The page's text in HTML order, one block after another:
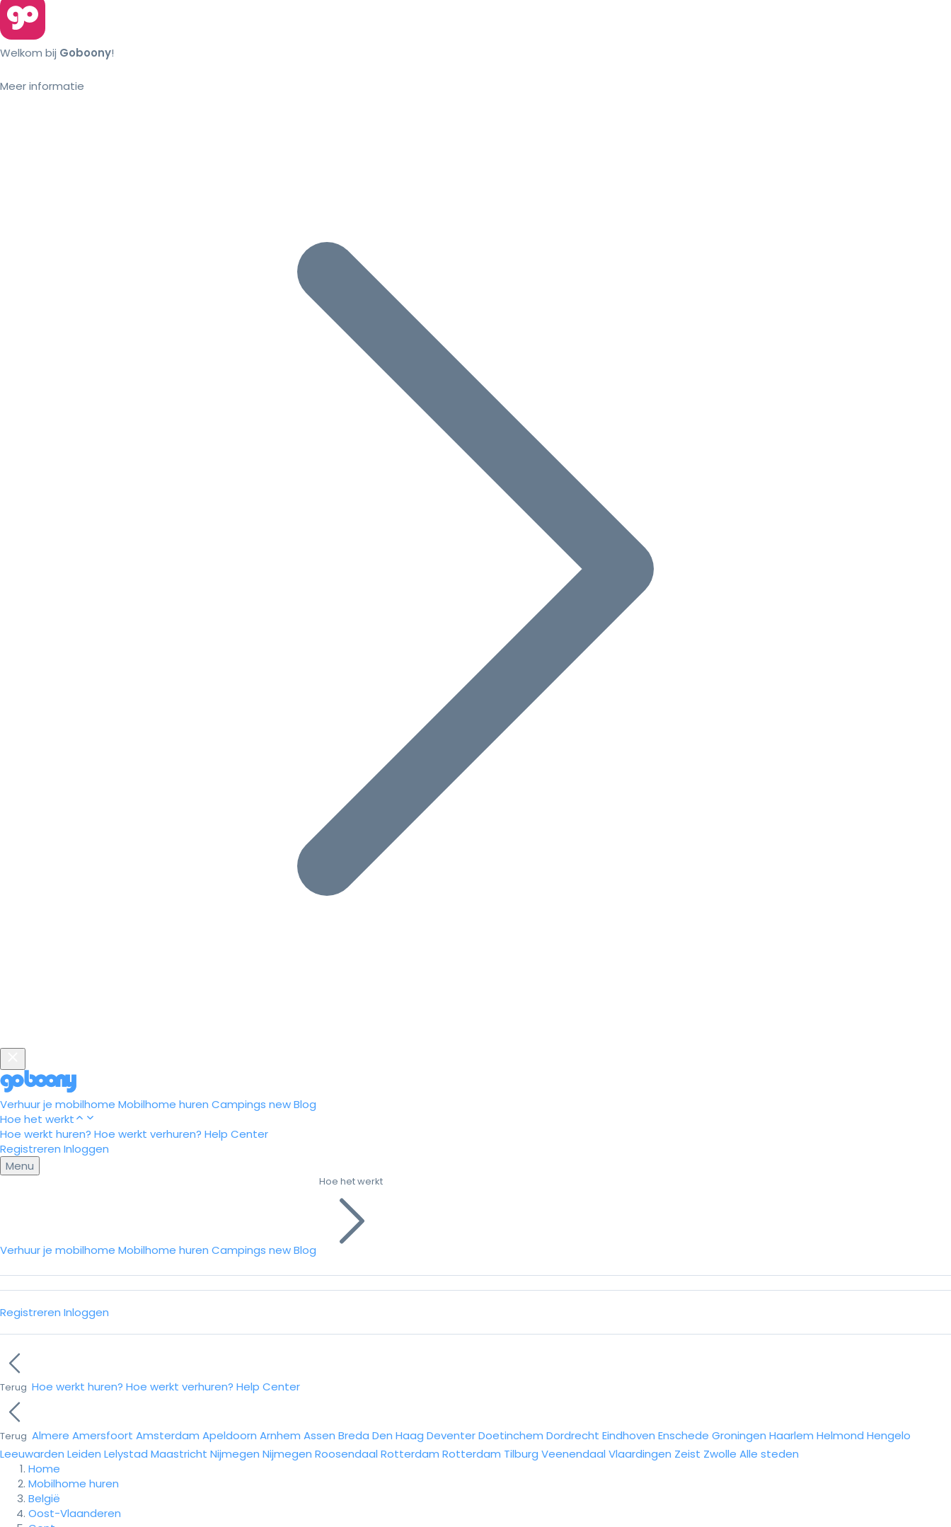
Welkom bij Goboony!
Meer informatie
Verhuur je mobilhome Mobilhome huren Campings newBlog
Hoe het werkt
Hoe werkt huren? Hoe werkt verhuren? Help Center
Registreren Inloggen
Menu
Verhuur je mobilhome Mobilhome huren Campings newBlog
Hoe het werkt
Registreren Inloggen
Terug Hoe werkt huren? Hoe werkt verhuren? Help Center
Terug Almere Amersfoort Amsterdam Apeldoorn Arnhem Assen Breda Den Haag DeventerDoetinchem Dordrecht Eindhoven Enschede Groningen Haarlem Helmond Hengelo
Leeuwarden Leiden Lelystad Maastricht Nijmegen Nijmegen Roosendaal Rotterdam Rotterdam Tilburg Veenendaal Vlaardingen Zeist Zwolle Alle steden
Home
Mobilhome huren
België
Oost-Vlaanderen